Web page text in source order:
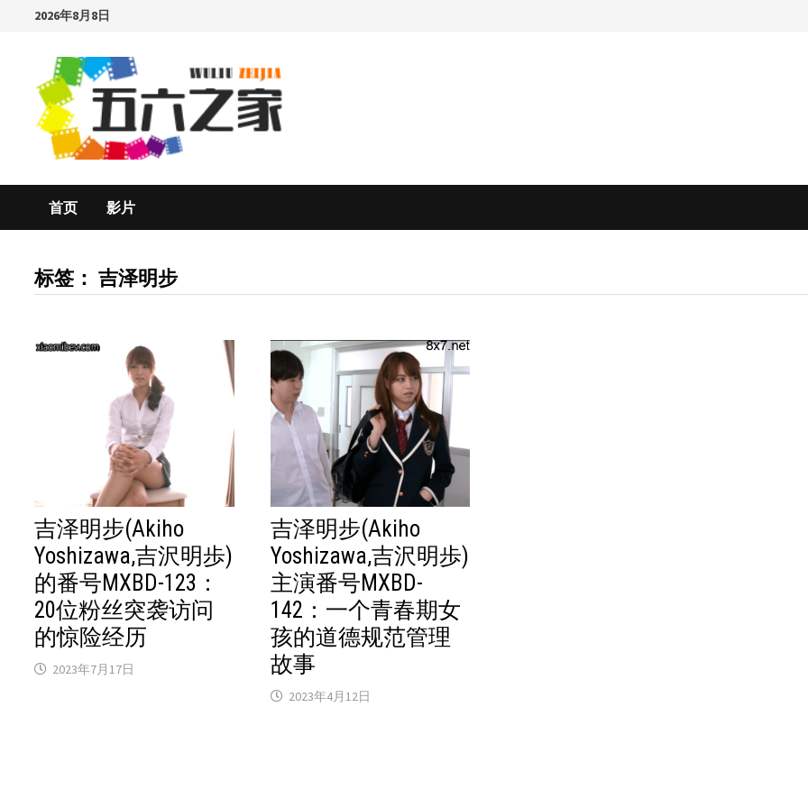
2026年8月8日
首页 影片
标签：吉泽明步
吉泽明步(Akiho
Yoshizawa,吉沢明歩)
的番号MXBD-123：
20位粉丝突袭访问
的惊险经历
2023年7月17日
吉泽明步(Akiho
Yoshizawa,吉沢明歩)
主演番号MXBD-
142：一个青春期女
孩的道德规范管理
故事
2023年4月12日